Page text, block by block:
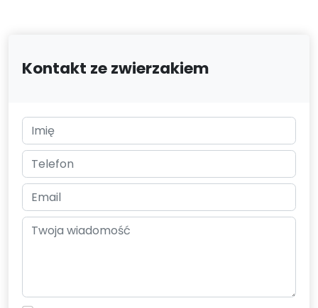
Kontakt ze zwierzakiem